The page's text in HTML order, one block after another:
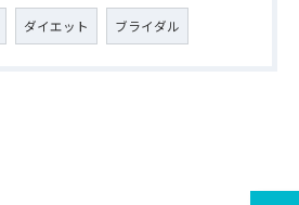
ダイエット ブライダル